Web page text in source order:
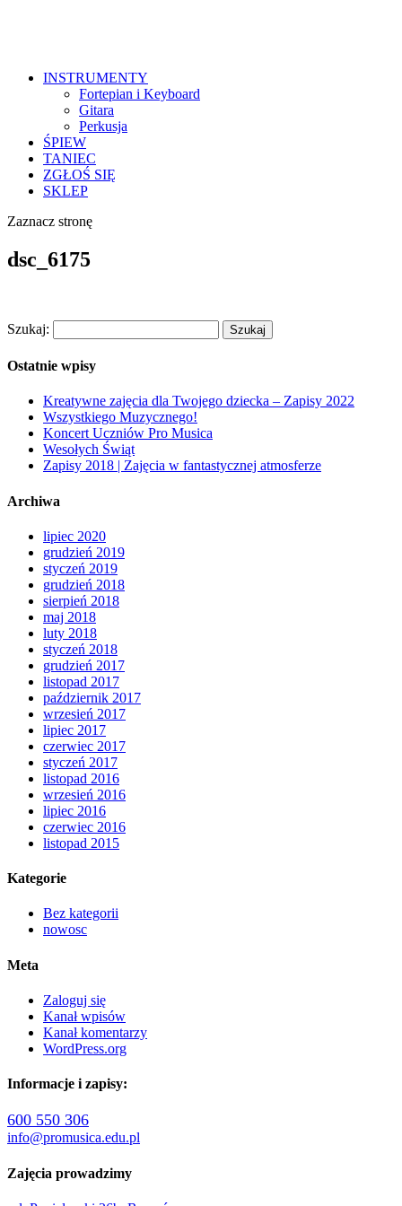
INSTRUMENTY
Fortepian i Keyboard
Gitara
Perkusja
ŚPIEW
TANIEC
ZGŁOŚ SIĘ
SKLEP
Zaznacz stronę
dsc_6175
Szukaj:
Ostatnie wpisy
Kreatywne zajęcia dla Twojego dziecka – Zapisy 2022
Wszystkiego Muzycznego!
Koncert Uczniów Pro Musica
Wesołych Świąt
Zapisy 2018 | Zajęcia w fantastycznej atmosferze
Archiwa
lipiec 2020
grudzień 2019
styczeń 2019
grudzień 2018
sierpień 2018
maj 2018
luty 2018
styczeń 2018
grudzień 2017
listopad 2017
październik 2017
wrzesień 2017
lipiec 2017
czerwiec 2017
styczeń 2017
listopad 2016
wrzesień 2016
lipiec 2016
czerwiec 2016
listopad 2015
Kategorie
Bez kategorii
nowosc
Meta
Zaloguj się
Kanał wpisów
Kanał komentarzy
WordPress.org
Informacje i zapisy:
600 550 306
info@promusica.edu.pl
Zajęcia prowadzimy